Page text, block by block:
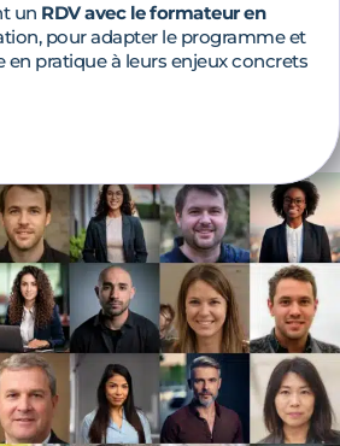
un RDV avec le formateur en
pour adapter le programme et
en pratique à leurs enjeux concrets